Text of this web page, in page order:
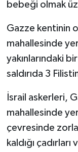
bebeği olmak
Gazze kentinin
mahallesinde
yakınlarındaki
saldırıda 3
İsrail askerleri,
mahallesinde
çevresinde
kaldığı